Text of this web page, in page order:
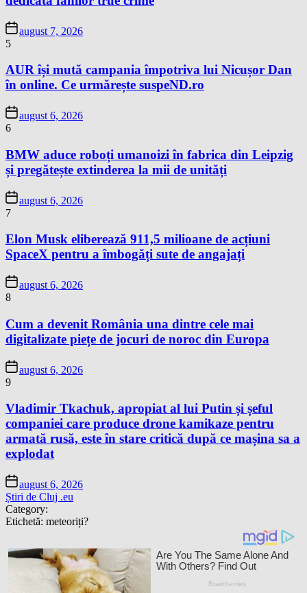
august 7, 2026
5
AUR își mută campania împotriva lui Nicușor Dan
în online. Ce urmărește suspeND.ro
august 6, 2026
6
BMW aduce roboți umanoizi în fabrica din Leipzig
și pregătește extinderea la mii de unități
august 6, 2026
7
Elon Musk eliberează 911,5 milioane de acțiuni
SpaceX pentru a îmbogăți sute de angajați
august 6, 2026
8
Cum a devenit România una dintre cele mai
digitalizate piețe de jocuri de noroc din Europa
august 6, 2026
9
Vladimir Tkachuk, apropiat al lui Putin și șeful
companiei care produce drone kamikaze pentru
armată rusă, este în stare critică după ce mașina sa a
explodat
august 6, 2026
Știri de Cluj .eu
Category:
Etichetă: meteoriți?